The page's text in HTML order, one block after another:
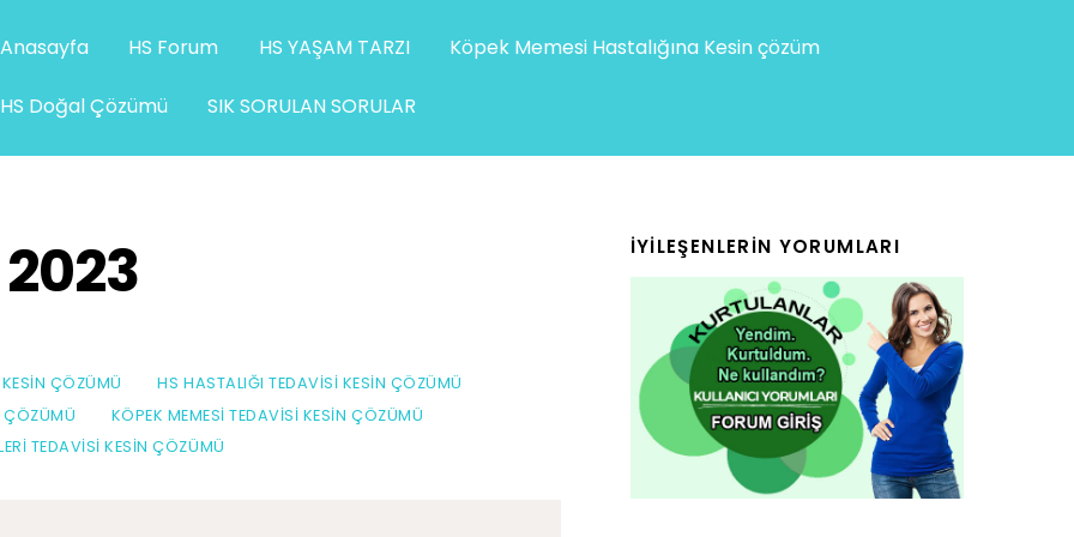
Anasayfa HS Forum HS YAŞAM TARZI Köpek Memesi Hastalığına Kesin çözüm
HS Doğal Çözümü SIK SORULAN SORULAR
ÇÖZÜMÜ
HS HASTALIĞI TEDAVISI KESIN ÇÖZÜMÜ
ÇÖZÜMÜ
KÖPEK MEMESI TEDAVISI KESIN ÇÖZÜMÜ
TEDAVISI KESIN ÇÖZÜMÜ
İYILEŞENLERIN YORUMLARI